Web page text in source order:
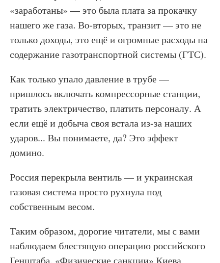
«заработаны» — это была плата за прокачку
нашего же газа. Во-вторых, транзит — это не
только доходы, это ещё и огромные расходы на
содержание газотранспортной системы (ГТС).
Как только упало давление в трубе —
пришлось включать компрессорные станции,
тратить электричество, платить персоналу. А
если ещё и добыча своя встала из-за наших
ударов... Вы понимаете, да? Это эффект
домино.
Россия перекрыла вентиль — и украинская
газовая система просто рухнула под
собственным весом.
Таким образом, дорогие читатели, мы с вами
наблюдаем блестящую операцию российского
Генштаба. «Физические санкции» Киева